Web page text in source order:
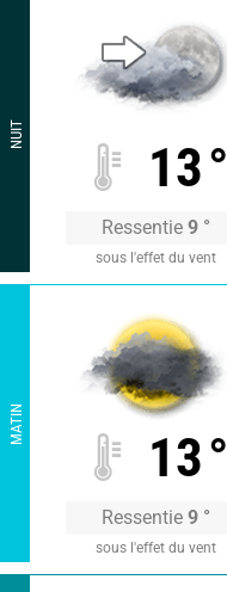
NUIT
13°
Ressentie 9 °
sous l'effet du vent
MATIN
13°
Ressentie 9 °
sous l'effet du vent